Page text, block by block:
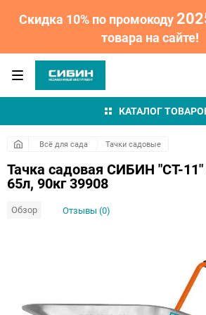
Скидка 10% по промокоду
товара на сайте!
КАТАЛОГ
Всё для сада Тачки садовые
Тачка садовая СИБИН "СТ-11"
65л, 90кг 39908
Обзор Отзывы (0)